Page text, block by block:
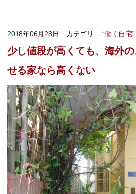
2018年06月28日 カテゴリ： “働く自宅
少し値段が高くても、海外
せる家なら高くない